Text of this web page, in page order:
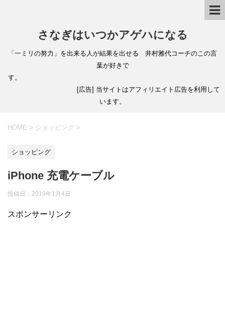
さなぎはいつかアゲハになる
「一ミリの努力」を出来る人が結果を出せる 井村雅代コーチのこの言
葉が好きで
す。
[広告] 当サイトはアフィリエイト広告を利用して
います。
HOME > ショッピング >
ショッピング
iPhone 充電ケーブル
投稿日： 2019年1月4日
スポンサーリンク